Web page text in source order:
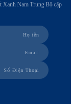
Xanh Nam Trung Bộ cập